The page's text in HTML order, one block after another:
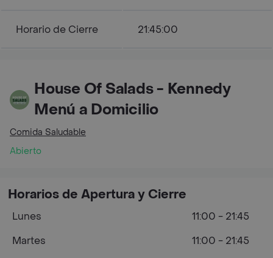
Horario de Cierre 21:45:00
House Of Salads - Kennedy
Menú a Domicilio
Comida Saludable
Abierto
Horarios de Apertura y Cierre
Lunes
11:00 - 21:45
Martes
11:00 - 21:45